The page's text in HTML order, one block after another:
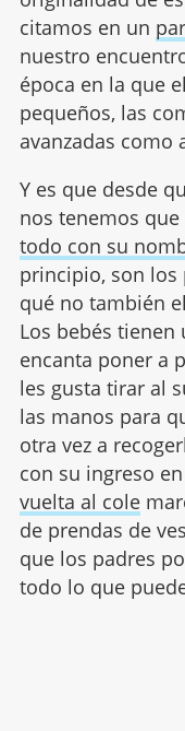
citamos en un
nuestro
época en la que
pequeños, las
avanzadas como
Y es que desde
nos tenemos
todo con su
principio, son los
qué no también
Los bebés
encanta poner a
les gusta tirar al
las manos para
otra vez a
con su ingreso
vuelta al cole
de prendas de
que los padres
todo lo que